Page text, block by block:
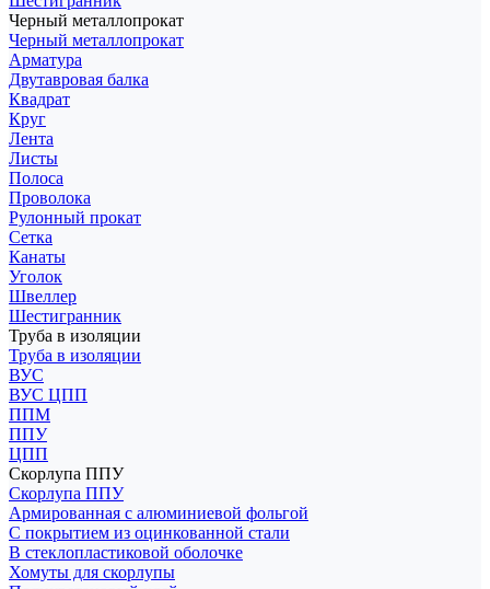
Черный металлопрокат
Черный металлопрокат
Арматура
Двутавровая балка
Квадрат
Круг
Лента
Листы
Полоса
Проволока
Рулонный прокат
Сетка
Канаты
Уголок
Швеллер
Шестигранник
Труба в изоляции
Труба в изоляции
ВУС
ВУС ЦПП
ППМ
ППУ
ЦПП
Скорлупа ППУ
Скорлупа ППУ
Армированная с алюминиевой фольгой
С покрытием из оцинкованной стали
В стеклопластиковой оболочке
Хомуты для скорлупы